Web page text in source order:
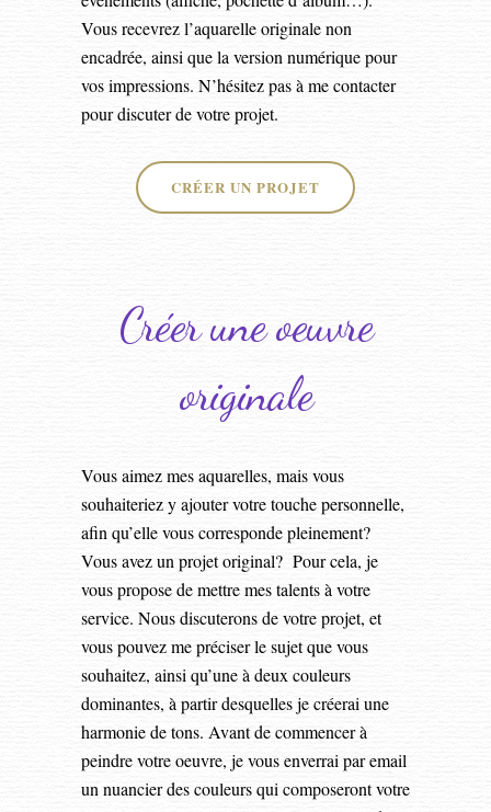
Vous recevrez l’aquarelle originale non
encadrée, ainsi que la version numérique pour
vos impressions. N’hésitez pas à me contacter
pour discuter de votre projet.
CRÉER UN PROJET
Créer une oeuvre
originale
Vous aimez mes aquarelles, mais vous
souhaiteriez y ajouter votre touche personnelle,
afin qu’elle vous corresponde pleinement?
Vous avez un projet original? Pour cela, je
vous propose de mettre mes talents à votre
service. Nous discuterons de votre projet, et
vous pouvez me préciser le sujet que vous
souhaitez, ainsi qu’une à deux couleurs
dominantes, à partir desquelles je créerai une
harmonie de tons. Avant de commencer à
peindre votre oeuvre, je vous enverrai par email
un nuancier des couleurs qui composeront votre